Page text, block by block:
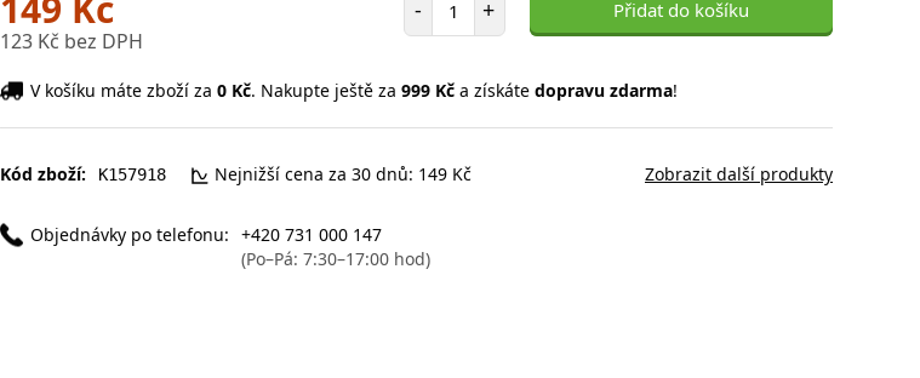
123 Kč bez DPH
- + Přidat do košíku
V košíku máte zboží za 0 Kč. Nakupte ještě za 999 Kča získáte dopravu zdarma!
Kód zboží: K157918 Nejnižší cena za 30 dnů: 149 Kč
Objednávky po telefonu: +420 731 000 147
(Po–Pá: 7:30–17:00 hod)
Zobrazit další produkty